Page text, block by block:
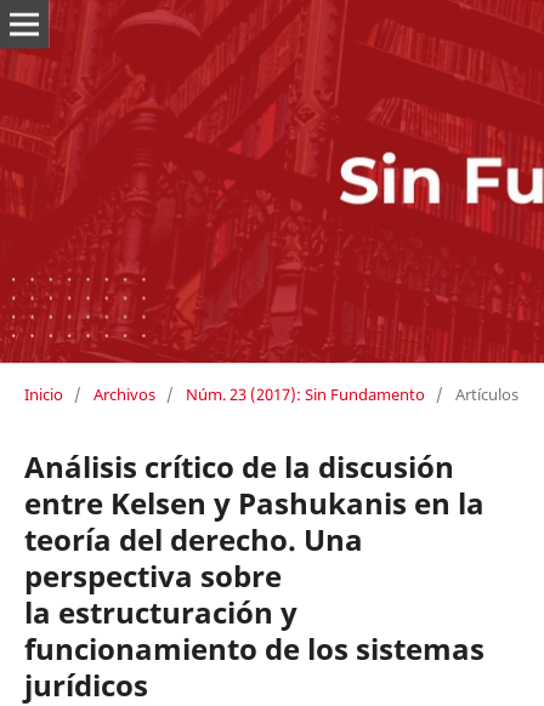
Inicio / Archivos / Núm. 23 (2017): Sin Fundamento / Artículos
Análisis crítico de la discusión
entre Kelsen y Pashukanis en la
teoría del derecho. Una
perspectiva sobre
la estructuración y
funcionamiento de los sistemas
jurídicos